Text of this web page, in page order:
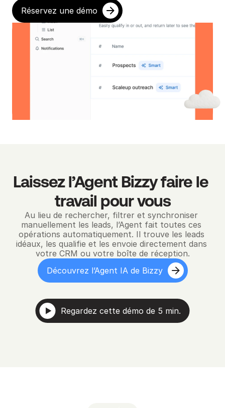
Réservez une démo
Laissez l’Agent Bizzy faire le
travail pour vous
Au lieu de rechercher, filtrer et synchroniser
manuellement les leads, l’Agent fait toutes ces
opérations automatiquement. Il trouve les leads
idéaux, les qualifie et les envoie directement dans
votre CRM ou votre boîte de réception.
Découvrez l’Agent IA de Bizzy
Regardez cette démo de 5 min.